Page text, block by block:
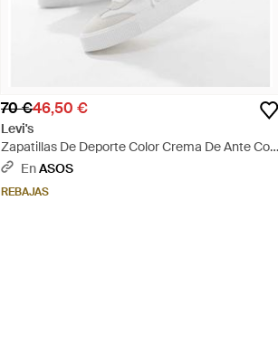
70 €46,50 €
Levi's
Zapatillas De Deporte Color Crema De Ante Con
Logo Sneak De -Blanco - Azul
EnASOS
REBAJAS